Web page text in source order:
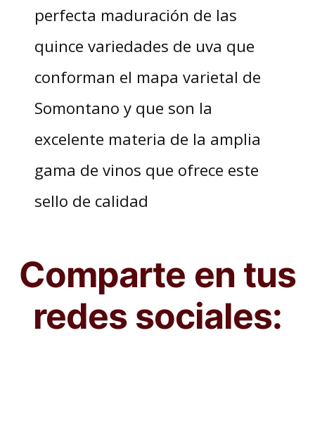
perfecta maduración de las
quince variedades de uva que
conforman el mapa varietal de
Somontano y que son la
excelente materia de la amplia
gama de vinos que ofrece este
sello de calidad
Comparte en tus
redes sociales: